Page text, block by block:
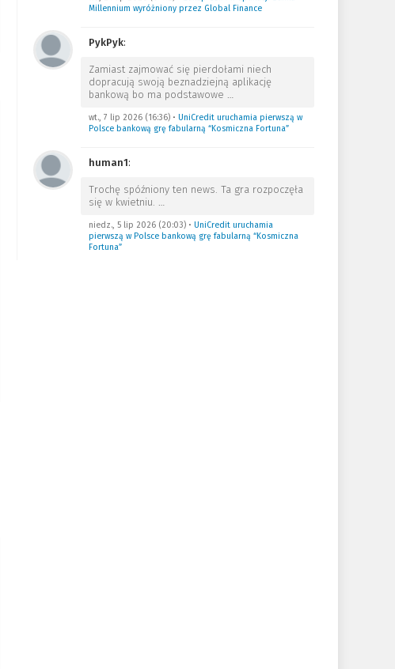
Millennium wyróżniony przez Global Finance
PykPyk:
Zamiast zajmować się pierdołami niech
dopracują swoją beznadziejną aplikację
bankową bo ma podstawowe …
wt., 7 lip 2026 (16:36)• UniCredit uruchamia pierwszą w
Polsce bankową grę fabularną “Kosmiczna Fortuna”
human1:
Trochę spóźniony ten news. Ta gra rozpoczęła
się w kwietniu. …
niedz., 5 lip 2026 (20:03)• UniCredit uruchamia
pierwszą w Polsce bankową grę fabularną “Kosmiczna
Fortuna”